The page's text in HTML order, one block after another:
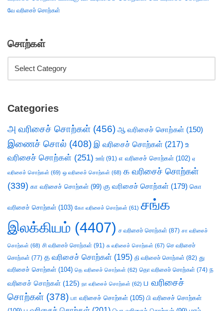
வே வரிசைச் சொற்கள்
சொற்கள்
Categories
அ வரிசைச் சொற்கள் (456) ஆ வரிசைச் சொற்கள் (150)
இணைச் சொல் (408) இ வரிசைச் சொற்கள் (217) உ
வரிசைச் சொற்கள் (251) ஊர் (91) எ வரிசைச் சொற்கள் (102) ஏ
வரிசைச் சொற்கள் (69) ஒ வரிசைச் சொற்கள் (68) க வரிசைச் சொற்கள்
(339) கா வரிசைச் சொற்கள் (99) கு வரிசைச் சொற்கள் (179) கொ
வரிசைச் சொற்கள் (103) கோ வரிசைச் சொற்கள் (61) சங்க
இலக்கியம் (4407) ச வரிசைச் சொற்கள் (87) சா வரிசைச்
சொற்கள் (68) சி வரிசைச் சொற்கள் (91) சு வரிசைச் சொற்கள் (67) செ வரிசைச்
சொற்கள் (77) த வரிசைச் சொற்கள் (195) தி வரிசைச் சொற்கள் (82) து
வரிசைச் சொற்கள் (104) தெ வரிசைச் சொற்கள் (62) தொ வரிசைச் சொற்கள் (74) ந
வரிசைச் சொற்கள் (125) நா வரிசைச் சொற்கள் (62) ப வரிசைச்
சொற்கள் (378) பா வரிசைச் சொற்கள் (105) பி வரிசைச் சொற்கள்